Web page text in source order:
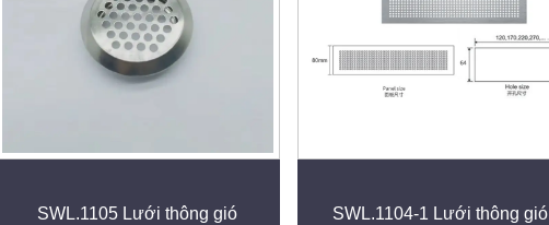
SWL.1105 Lưới thông gió SWL.1104-1 Lưới thông gió